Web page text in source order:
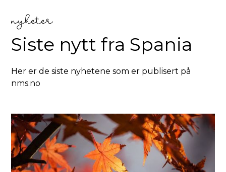
nyheter
Siste nytt fra Spania
Her er de siste nyhetene som er publisert på
nms.no